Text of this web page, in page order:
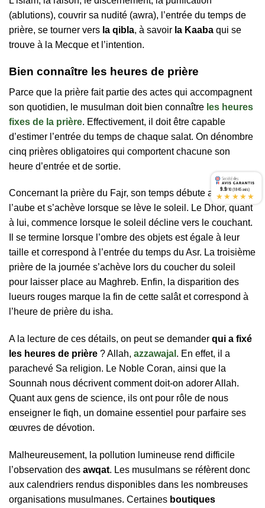
(ablutions), couvrir sa nudité (awra), l’entrée du temps de
prière, se tourner vers la qibla, à savoir la Kaaba qui se
trouve à la Mecque et l’intention.
Bien connaître les heures de prière
Parce que la prière fait partie des actes qui accompagnent
son quotidien, le musulman doit bien connaître les heures
fixes de la prière. Effectivement, il doit être capable
d’estimer l’entrée du temps de chaque salat. On dénombre
cinq prières obligatoires qui comportent chacune son
heure d’entrée et de sortie.
Concernant la prière du Fajr, son temps débute au lever de
l’aube et s’achève lorsque se lève le soleil. Le Dhor, quant
à lui, commence lorsque le soleil décline vers le couchant.
Il se termine lorsque l’ombre des objets est égale à leur
taille et correspond à l’entrée du temps du Asr. La troisième
prière de la journée s’achève lors du coucher du soleil
pour laisser place au Maghreb. Enfin, la disparition des
lueurs rouges marque la fin de cette salât et correspond à
l’heure de prière du isha.
A la lecture de ces détails, on peut se demander qui a fixé
les heures de prière ? Allah, azzawajal . En effet, il a
parachevé Sa religion. Le Noble Coran, ainsi que la
Sounnah nous décrivent comment doit-on adorer Allah.
Quant aux gens de science, ils ont pour rôle de nous
enseigner le fiqh, un domaine essentiel pour parfaire ses
œuvres de dévotion.
Malheureusement, la pollution lumineuse rend difficile
l’observation des awqat. Les musulmans se réfèrent donc
aux calendriers rendus disponibles dans les nombreuses
organisations musulmanes. Certaines boutiques
9.9/10 (1845 avis)
★★★★★